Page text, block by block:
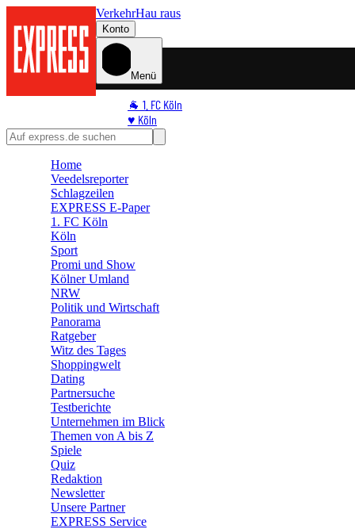
VerkehrHau raus
Konto
Menü
🐐 1. FC Köln
♥️ Köln
⭐ Promi
🛒 Shoppingwelt
Home
Veedelsreporter
Schlagzeilen
EXPRESS E-Paper
1. FC Köln
Köln
Sport
Promi und Show
Kölner Umland
NRW
Politik und Wirtschaft
Panorama
Ratgeber
Witz des Tages
Shoppingwelt
Dating
Partnersuche
Testberichte
Unternehmen im Blick
Themen von A bis Z
Spiele
Quiz
Redaktion
Newsletter
Unsere Partner
EXPRESS Service